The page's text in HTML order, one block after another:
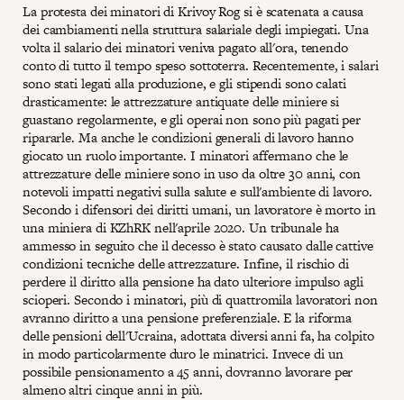
La protesta dei minatori di Krivoy Rog si è scatenata a causa
dei cambiamenti nella struttura salariale degli impiegati. Una
volta il salario dei minatori veniva pagato all'ora, tenendo
conto di tutto il tempo speso sottoterra. Recentemente, i salari
sono stati legati alla produzione, e gli stipendi sono calati
drasticamente: le attrezzature antiquate delle miniere si
guastano regolarmente, e gli operai non sono più pagati per
ripararle. Ma anche le condizioni generali di lavoro hanno
giocato un ruolo importante. I minatori affermano che le
attrezzature delle miniere sono in uso da oltre 30 anni, con
notevoli impatti negativi sulla salute e sull'ambiente di lavoro.
Secondo i difensori dei diritti umani, un lavoratore è morto in
una miniera di KZhRK nell'aprile 2020. Un tribunale ha
ammesso in seguito che il decesso è stato causato dalle cattive
condizioni tecniche delle attrezzature. Infine, il rischio di
perdere il diritto alla pensione ha dato ulteriore impulso agli
scioperi. Secondo i minatori, più di quattromila lavoratori non
avranno diritto a una pensione preferenziale. E la riforma
delle pensioni dell'Ucraina, adottata diversi anni fa, ha colpito
in modo particolarmente duro le minatrici. Invece di un
possibile pensionamento a 45 anni, dovranno lavorare per
almeno altri cinque anni in più.